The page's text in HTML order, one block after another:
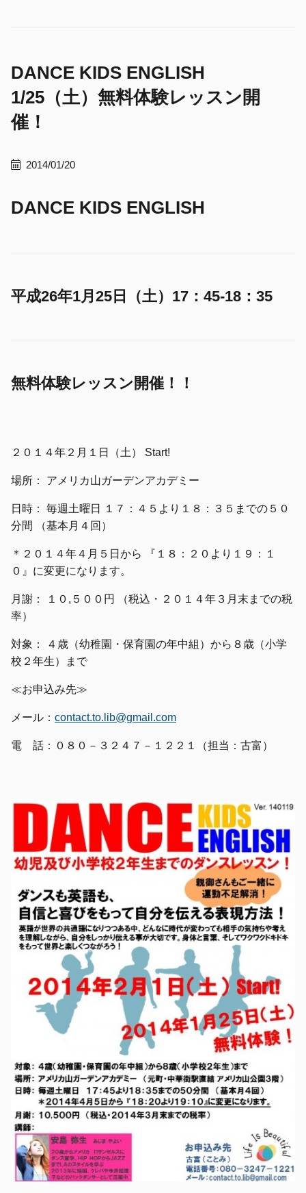
DANCE KIDS ENGLISH
1/25（土）無料体験レッスン開
催！
2014/01/20
DANCE KIDS ENGLISH
平成26年1月25日（土）17：45-18：35
無料体験レッスン開催！！
２０１４年２月１日（土） Start!
場所： アメリカ山ガーデンアカデミー
日時： 毎週土曜日 １７：４５より１８：３５までの５０
分間 （基本月４回）
＊２０１４年４月５日から 『１８：２０より１９：１
０』に変更になります。
月謝： １０,５００円 （税込・２０１４年３月末までの税
率）
対象： ４歳（幼稚園・保育園の年中組）から８歳（小学
校２年生）まで
≪お申込み先≫
メール： contact.to.lib@gmail.com
電 話：０８０－３２４７－１２２１（担当：古富）